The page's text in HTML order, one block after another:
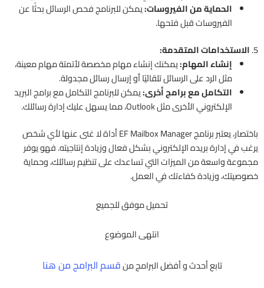
الحماية من الفيروسات:يمكن للبرنامج فحص الرسائل بحثًا عن
الفيروسات قبل فتحها.
5. الاستخدامات المتقدمة:
إنشاء المهام:يمكنك إنشاء مهام مخصصة لأتمتة مهام معينة،
مثل الرد على الرسائل تلقائيًا أو إرسال رسائل مجدولة.
التكامل مع برامج أخرى:يمكن للبرنامج التكامل مع برامج البريد
الإلكتروني الأخرى مثل Outlook، مما يسهل عليك إدارة رسائلك.
باختصار، يعتبر برنامج EF Mailbox Manager أداة لا غنى عنها لأي شخص
يرغب في إدارة بريده الإلكتروني بشكل فعال وزيادة إنتاجيته. فهو يوفر
مجموعة واسعة من الميزات التي تساعدك على تنظيم رسائلك، وحماية
خصوصيتك، وزيادة كفاءتك في العمل.
تحميل موفق للجميع
انتهى الموضوع
تابع أحدث و أفضل البرامج منقسم البرامج من هنا